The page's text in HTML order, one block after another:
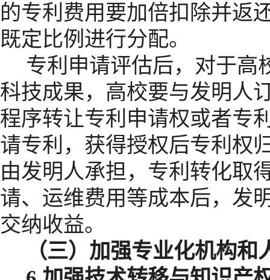
的专利费用要加倍扣除并返
既定比例进行分配。
专利申请评估后，对于高
科技成果，高校要与发明人
程序转让专利申请权或者专
请专利，获得授权后专利权
由发明人承担，专利转化取
请、运维费用等成本后，发
交纳收益。
（三）加强专业化机构和